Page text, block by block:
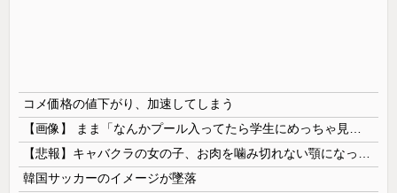
コメ価格の値下がり、加速してしまう
韓国サッカーのイメージが墜落